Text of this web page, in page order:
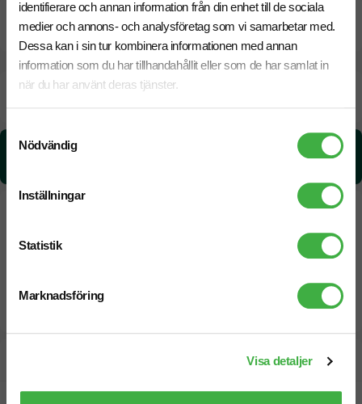
identifierare och annan information från din enhet till de sociala
medier och annons- och analysföretag som vi samarbetar med.
Dessa kan i sin tur kombinera informationen med annan
information som du har tillhandahållit eller som de har samlat in
när du har använt deras tjänster.
Samtyckesval
Nödvändig
Inställningar
Statistik
Marknadsföring
Visa detaljer
CO₂e -avtryck
Beräknad leveranstid:
CO₂e -avtryck: